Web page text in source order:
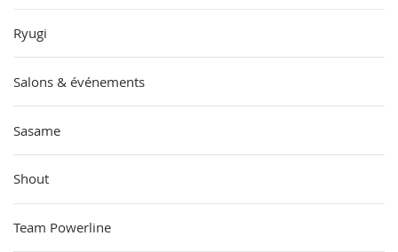
Ryugi
Salons & événements
Sasame
Shout
Team Powerline